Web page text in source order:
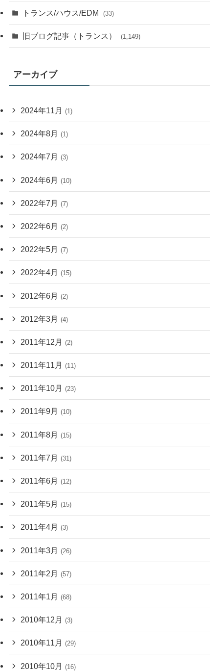
トランス/ハウス/EDM (33)
旧ブログ記事（トランス） (1,149)
アーカイブ
2024年11月 (1)
2024年8月 (1)
2024年7月 (3)
2024年6月 (10)
2022年7月 (7)
2022年6月 (2)
2022年5月 (7)
2022年4月 (15)
2012年6月 (2)
2012年3月 (4)
2011年12月 (2)
2011年11月 (11)
2011年10月 (23)
2011年9月 (10)
2011年8月 (15)
2011年7月 (31)
2011年6月 (12)
2011年5月 (15)
2011年4月 (3)
2011年3月 (26)
2011年2月 (57)
2011年1月 (68)
2010年12月 (3)
2010年11月 (29)
2010年10月 (16)